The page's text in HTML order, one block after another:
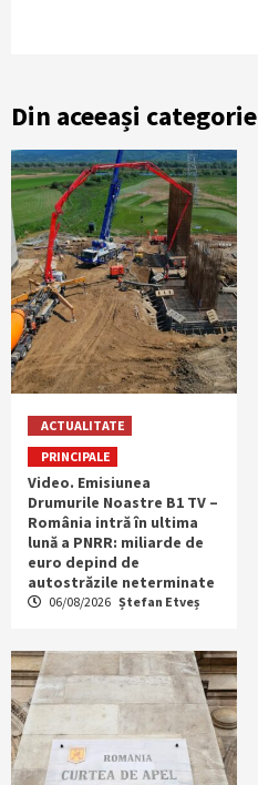
Din aceeași categorie
ACTUALITATE
PRINCIPALE
Video. Emisiunea
Drumurile Noastre B1 TV –
România intră în ultima
lună a PNRR: miliarde de
euro depind de
autostrăzile neterminate
06/08/2026 Ștefan Etveș